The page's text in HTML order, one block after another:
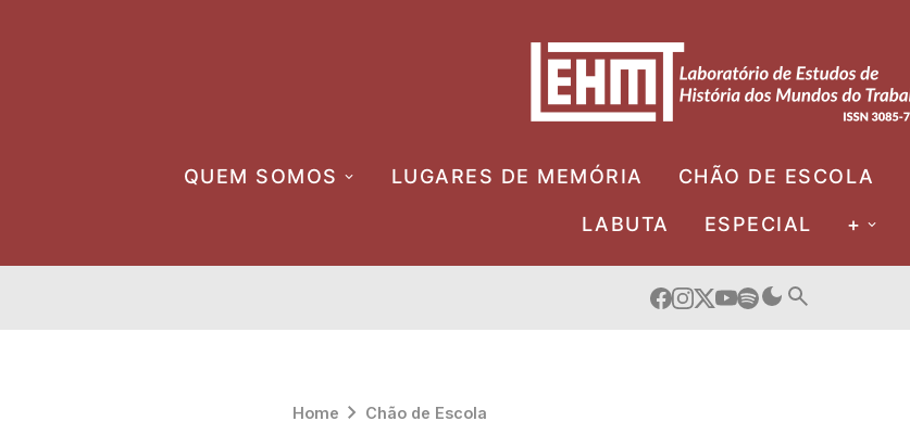
QUEM SOMOS LUGARES DE MEMÓRIA CHÃO DE ESCOLA
LABUTA ESPECIAL +
Home Chão de Escola